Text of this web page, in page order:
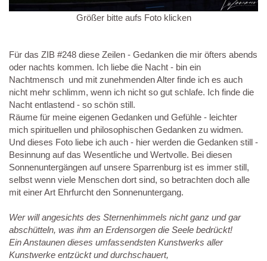
Größer bitte aufs Foto klicken
Für das ZIB #248 diese Zeilen - Gedanken die mir öfters abends
oder nachts kommen. Ich liebe die Nacht - bin ein
Nachtmensch und mit zunehmenden Alter finde ich es auch
nicht mehr schlimm, wenn ich nicht so gut schlafe. Ich finde die
Nacht entlastend - so schön still.
Räume für meine eigenen Gedanken und Gefühle - leichter
mich spirituellen und philosophischen Gedanken zu widmen.
Und dieses Foto liebe ich auch - hier werden die Gedanken still -
Besinnung auf das Wesentliche und Wertvolle. Bei diesen
Sonnenuntergängen auf unsere Sparrenburg ist es immer still,
selbst wenn viele Menschen dort sind, so betrachten doch alle
mit einer Art Ehrfurcht den Sonnenuntergang.
Wer will angesichts des Sternenhimmels nicht ganz und gar
abschütteln, was ihm an Erdensorgen die Seele bedrückt!
Ein Anstaunen dieses umfassendsten Kunstwerks aller
Kunstwerke entzückt und durchschauert,